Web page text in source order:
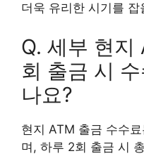
더욱 유리한 시기를 잡
Q. 세부 현지
회 출금 시
나요?
현지 ATM 출금 수수
며, 하루 2회 출금 시 총